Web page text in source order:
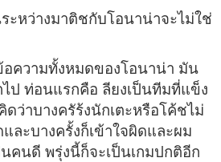
ะหว่างมาติชกับโอนาน่าจะไม่ใช่
ความทั้งหมดของโอนาน่า มัน
ป ท่อนแรกคือ ลียงเป็นทีมที่แข็ง
ว่าบางครัร้งนักเตะหรือโค้ชไม่
ละบางครั้งก็เข้าใจผิดและผม
คนดี พรุ่งนี้ก็จะเป็นเกมปกติอีก